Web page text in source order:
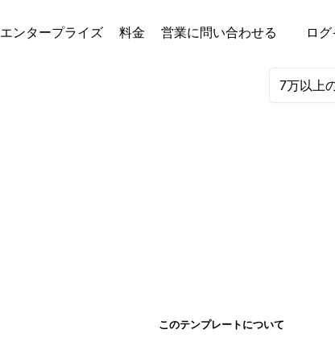
エンタープライズ 料金 営業に問い合わせる ロ
このテンプレートについて